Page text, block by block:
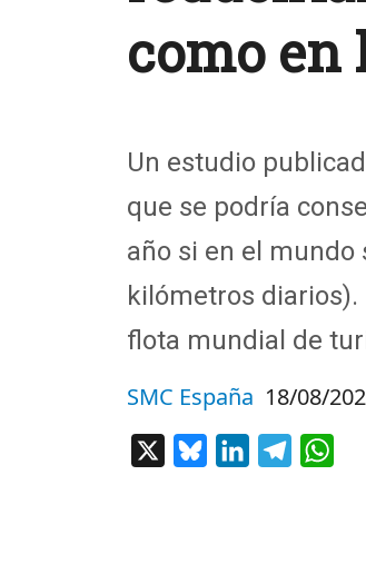
como en
Un estudio
que se podría
año si en el mundo
kilómetros
flota mundial de
SMC España 18/08/
BlueskyLinkedInTelegram